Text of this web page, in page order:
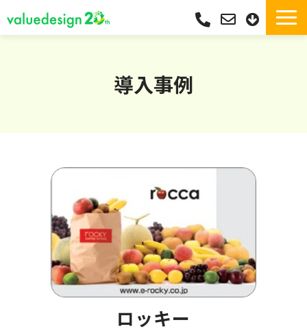
選ばれる理由
サポート
活用シーン
コラム
よくあるご質問
導入事例
ロッキー